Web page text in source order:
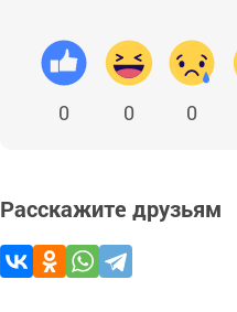
0 0 0
Расскажите друзьям